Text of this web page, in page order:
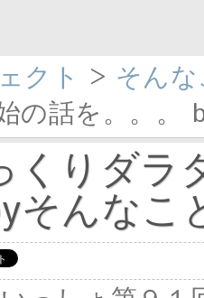
クト > そん
の話を。。。
くりダラ
そんなこ